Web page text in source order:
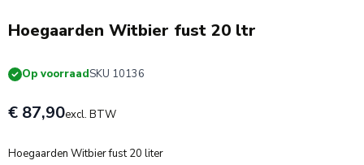
Hoegaarden Witbier fust 20 ltr
Op voorraadSKU 10136
€ 87,90excl. BTW
Hoegaarden Witbier fust 20 liter